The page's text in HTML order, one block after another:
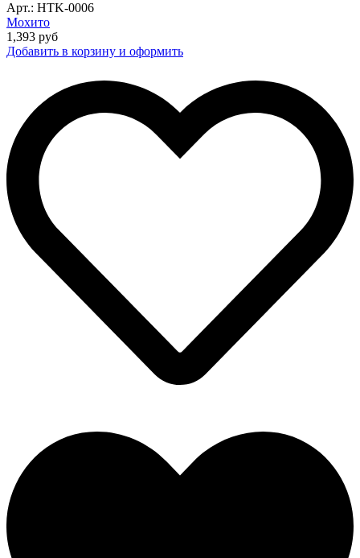
Арт.: HTK-0006
Мохито
1,393 руб
Добавить в корзину и оформить